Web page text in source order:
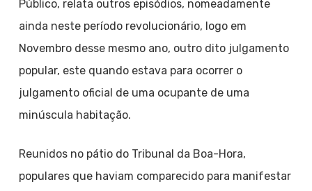
Público, relata outros episódios, nomeadamente
ainda neste período revolucionário, logo em
Novembro desse mesmo ano, outro dito julgamento
popular, este quando estava para ocorrer o
julgamento oficial de uma ocupante de uma
minúscula habitação.
Reunidos no pátio do Tribunal da Boa-Hora,
populares que haviam comparecido para manifestar